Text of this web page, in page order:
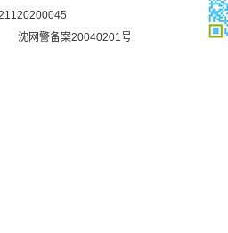
沈网警备案20040201号